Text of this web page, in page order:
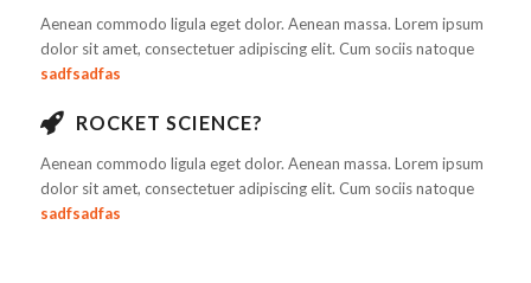
Aenean commodo ligula eget dolor. Aenean massa. Lorem ipsum
dolor sit amet, consectetuer adipiscing elit. Cum sociis natoque
sadfsadfas
ROCKET SCIENCE?
Aenean commodo ligula eget dolor. Aenean massa. Lorem ipsum
dolor sit amet, consectetuer adipiscing elit. Cum sociis natoque
sadfsadfas